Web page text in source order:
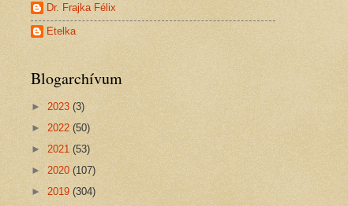
Dr. Frajka Félix
Etelka
Blogarchívum
► 2023 (3)
► 2022 (50)
► 2021 (53)
► 2020 (107)
► 2019 (304)